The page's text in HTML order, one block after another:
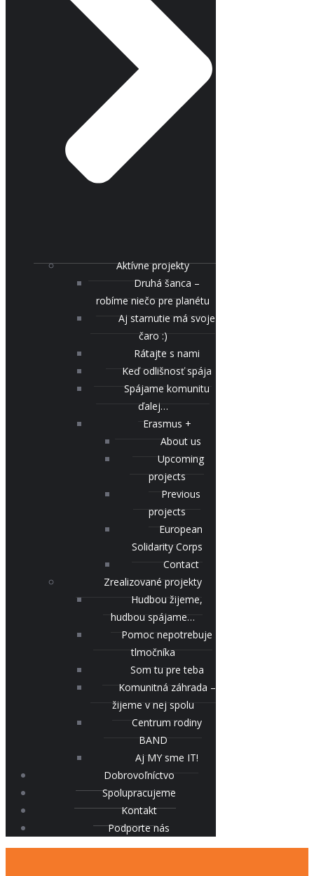
Aktívne projekty
Druhá šanca –
robíme niečo pre planétu
Aj starnutie má svoje
čaro :)
Rátajte s nami
Keď odlišnosť spája
Spájame komunitu
ďalej…
Erasmus +
About us
Upcoming
projects
Previous
projects
European
Solidarity Corps
Contact
Zrealizované projekty
Hudbou žijeme,
hudbou spájame…
Pomoc nepotrebuje
tlmočníka
Som tu pre teba
Komunitná záhrada –
žijeme v nej spolu
Centrum rodiny
BAND
Aj MY sme IT!
Dobrovoľníctvo
Spolupracujeme
Kontakt
Podporte nás